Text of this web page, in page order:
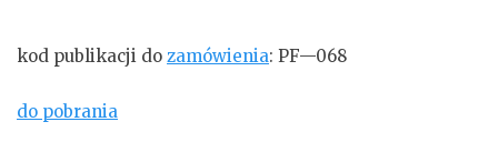
kod publikacji do zamówienia: PF—068
do pobrania